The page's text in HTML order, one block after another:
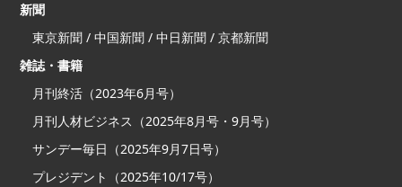
新聞
東京新聞 / 中国新聞 / 中日新聞 / 京都新聞
雑誌・書籍
月刊終活（2023年6月号）
月刊人材ビジネス（2025年8月号・9月号）
サンデー毎日（2025年9月7日号）
プレジデント（2025年10/17号）